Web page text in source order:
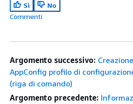
Sì
No
Commenti
Argomento successivo:
AppConfig profilo di
(riga di comando)
Argomento precedente: